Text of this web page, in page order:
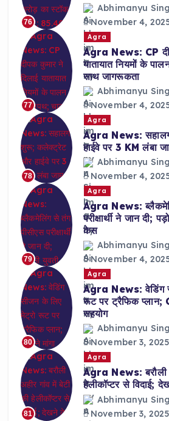
76
Abhimanyu
November 4,
77
Agra
Agra News: CP
यातायात नियमों के
साथ जागरूकता
Abhimanyu
November 4,
78
Agra
Agra News:
हाईवे पर 3 KM लंबा
Abhimanyu
November 4,
79
Agra
Agra News:
परीक्षार्थी ने जान दी;
केस
Abhimanyu
November 4,
80
Agra
Agra News: वेडिंग
रूट पर ट्रैफिक प्लान;
सहयोग
Abhimanyu
November 3, 2025
81
Agra
Agra News: बरौली
हेलीकॉप्टर से विदाई;
Abhimanyu
November 3, 2025